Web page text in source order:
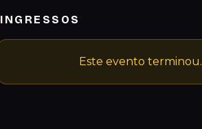
INGRESSOS
Este evento terminou.